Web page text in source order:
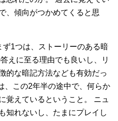
、傾向がつかめてくると思
1つは、ストーリーのある暗
えに至る理由でも良いし、リ
的な暗記方法なども有効だっ
、この2年半の途中で、何らか
覚えているということ。
ニュ
知れないし、たまにプレイし